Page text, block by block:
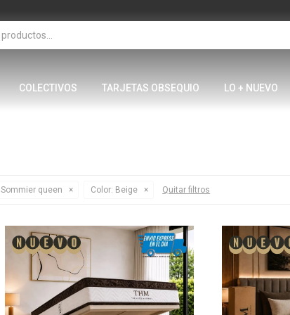
COLECTIVOS TARJETAS OBSEQUIO LO + NUEVO
Sommier queen Color: Beige Quitar filtros